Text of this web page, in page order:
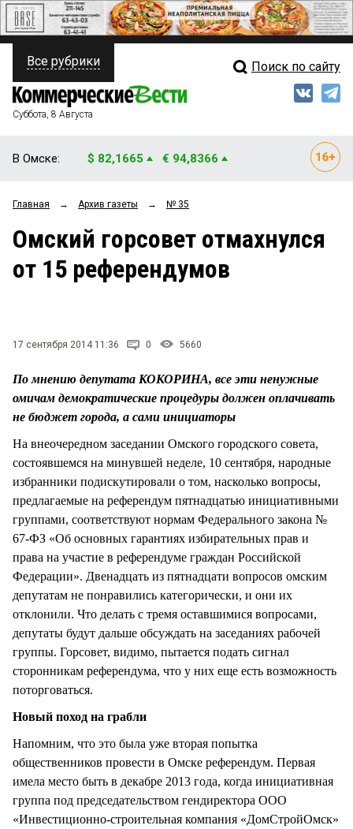
ПОЛИТИКА
ФИНАНСЫ
ОБЩЕСТВО
ЗАКОН
НОВОСТИ КОМПАНИЙ
СТИЛЬ ЖИЗНИ
Свежий выпуск
Рейтинги
Блоги
Все рубрики Поиск по сайту
Суббота, 8 Августа
В Омске: $ 82,1665 € 94,8366
Главная → Архив газеты → № 35
Омский горсовет отмахнулся
от 15 референдумов
17 сентября 2014 11:36 0 5660
По мнению депутата КОКОРИНА, все эти ненужные
омичам демократические процедуры должен оплачивать
не бюджет города, а сами инициаторы
На внеочередном заседании Омского городского совета,
состоявшемся на минувшей неделе, 10 сентября, народные
избранники подискутировали о том, насколько вопросы,
предлагаемые на референдум пятнадцатью инициативными
группами, соответствуют нормам Федерального закона №
67-ФЗ «Об основных гарантиях избирательных прав и
права на участие в референдуме граждан Российской
Федерации». Двенадцать из пятнадцати вопросов омским
депутатам не понравились категорически, и они их
отклонили. Что делать с тремя оставшимися вопросами,
депутаты будут дальше обсуждать на заседаниях рабочей
группы. Горсовет, видимо, пытается подать сигнал
сторонникам референдума, что у них еще есть возможность
поторговаться.
Новый поход на грабли
Напомним, что это была уже вторая попытка
общественников провести в Омске референдум. Первая
имела место быть в декабре 2013 года, когда инициативная
группа под председательством гендиректора ООО
«Инвестиционно-строительная компания «ДомСтройОмск»